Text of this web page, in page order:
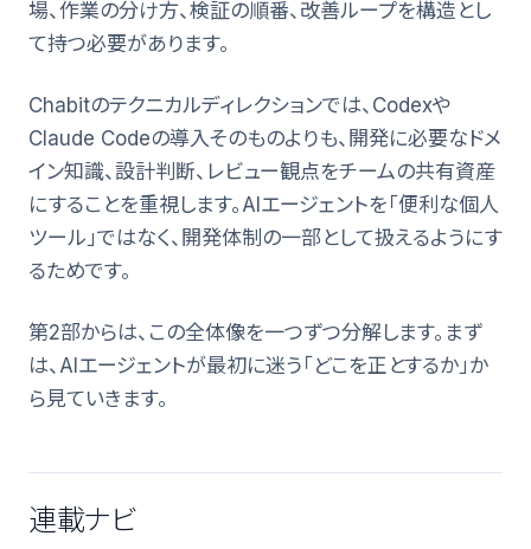
場、作業の分け方、検証の順番、改善ループを構造とし
て持つ必要があります。
Chabitのテクニカルディレクションでは、Codexや
Claude Codeの導入そのものよりも、開発に必要なドメ
イン知識、設計判断、レビュー観点をチームの共有資産
にすることを重視します。AIエージェントを「便利な個人
ツール」ではなく、開発体制の一部として扱えるようにす
るためです。
第2部からは、この全体像を一つずつ分解します。まず
は、AIエージェントが最初に迷う「どこを正とするか」か
ら見ていきます。
連載ナビ